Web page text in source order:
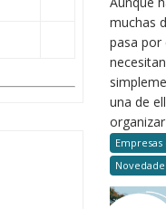
muchas
pasa por
una de